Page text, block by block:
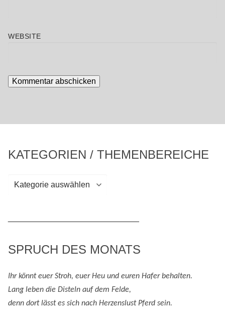
WEBSITE
KATEGORIEN / THEMENBEREICHE
Kategorien
SPRUCH DES MONATS
Ihr könnt euer Stroh, euer Heu und euren Hafer behalten.
Lang leben die Disteln auf dem Felde,
denn dort lässt es sich nach Herzenslust Pferd sein.